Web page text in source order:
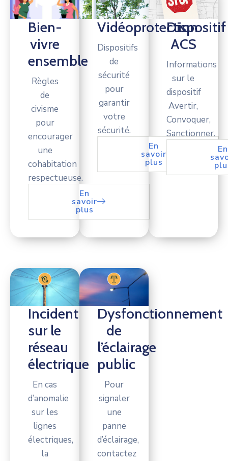
Bien-
vivre
ensemble
Règles
de
civisme
pour
encourager
une
cohabitation
respectueuse.
En
savoir
plus
Vidéoprotection
Dispositifs
de
sécurité
pour
garantir
votre
sécurité.
En
savoir
plus
Dispositif
ACS
Informations
sur le
dispositif
Avertir,
Convoquer,
Sanctionner.
En
Incident
sur le
réseau
électrique
En cas
d’anomalie
sur les
lignes
électriques,
la
Dysfonctionnement
de
l’éclairage
public
Pour
signaler
une
panne
d’éclairage,
contactez